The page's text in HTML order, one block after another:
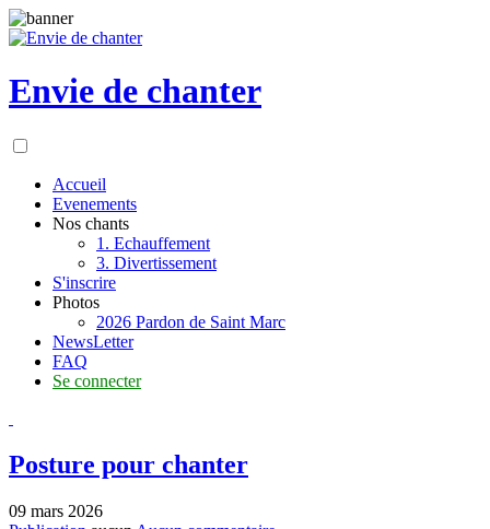
Envie de chanter
Accueil
Evenements
Nos chants
1. Echauffement
3. Divertissement
S'inscrire
Photos
2026 Pardon de Saint Marc
NewsLetter
FAQ
Se connecter
Posture pour chanter
09 mars 2026